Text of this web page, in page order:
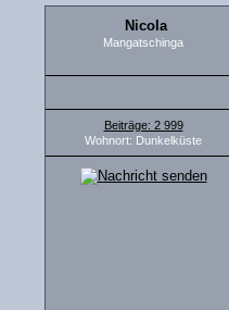
Nicola
Mangatschinga
Beiträge: 2 999
Wohnort: Dunkelküste